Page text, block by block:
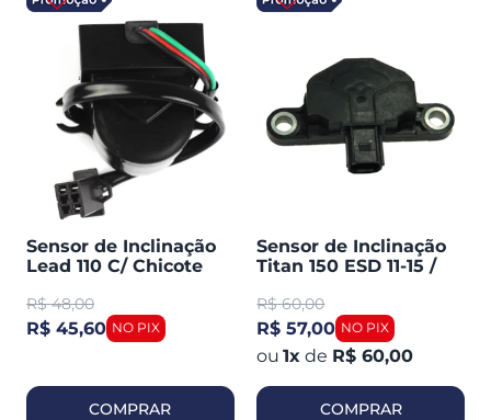
Sensor de Inclinação
Lead 110 C/ Chicote
90224030)
R$ 48,00
R$ 45,60
COMPRAR
Sensor de Inclinação
Titan 150 ESD 11-15 /
(TMAC)
R$ 60,00
R$ 57,00
1x de R$ 60,00
COMPRAR